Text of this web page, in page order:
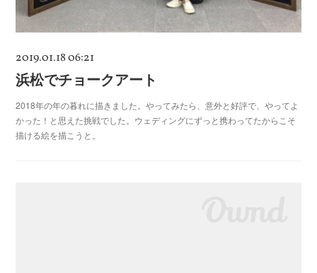
2019.01.18 06:21
浜松でチョークアート
2018年の年の暮れに描きました。やってみたら、意外と好評で、やってよ
かった！と思えた挑戦でした。ウェディングにずっと携わってたからこそ
描ける絵を描こうと。